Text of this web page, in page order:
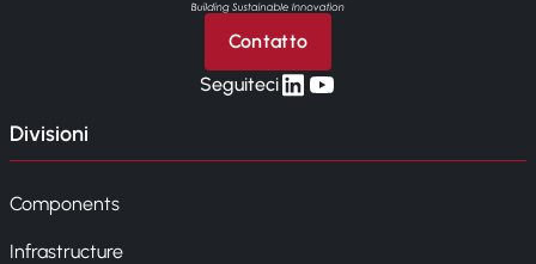
Contatto
Seguitecilinkedin
yt
Divisioni
Components
Infrastructure